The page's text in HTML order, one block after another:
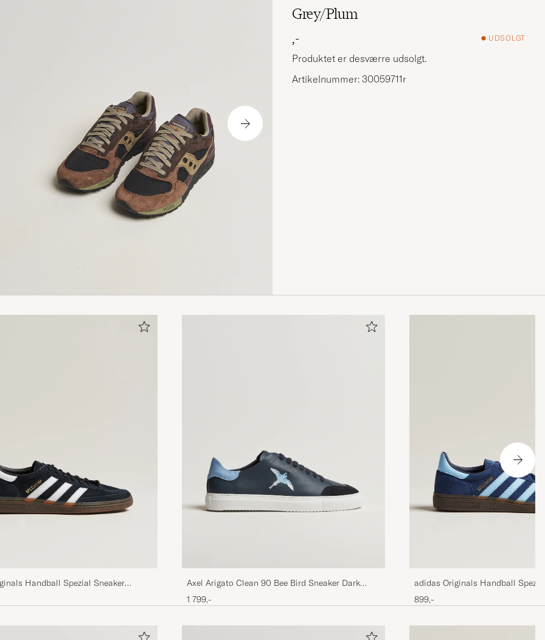
Grey/Plum
,-
UDSOLGT
Produktet er desværre udsolgt.
Artikelnummer: 30059711r
Handball Spezial Sneaker
Axel Arigato Clean 90 Bee Bird Sneaker Dark
Blue/Light Blue
1 799,-
adidas Originals Handball
Navy/Blue Sky
899,-